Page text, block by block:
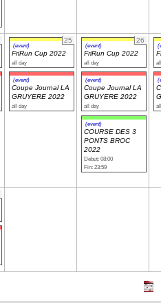
25
(event)
FriRun Cup 2022
all day
(event)
Coupe Journal LA
GRUYERE 2022
all day
26
(event)
FriRun Cup 2022
all day
(event)
Coupe Journal LA
GRUYERE 2022
all day
(event)
COURSE DES 3
PONTS BROC
2022
Début: 08:00
Fin: 23:59